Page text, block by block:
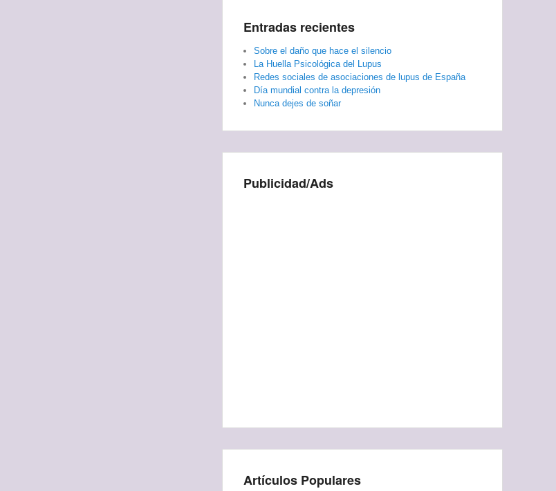
Entradas recientes
Sobre el daño que hace el silencio
La Huella Psicológica del Lupus
Redes sociales de asociaciones de lupus de España
Día mundial contra la depresión
Nunca dejes de soñar
Publicidad/Ads
Artículos Populares